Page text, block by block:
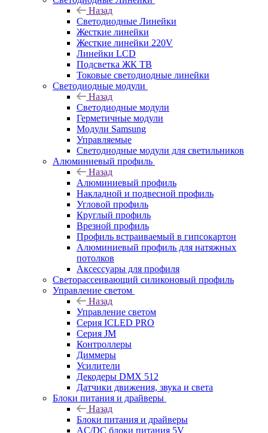
Назад
Светодиодные Линейки
Жесткие линейки
Жесткие линейки 220V
Линейки LCD
Подсветка ЖК ТВ
Токовые светодиодные линейки
Светодиодные модули
Назад
Светодиодные модули
Герметичные модули
Модули Samsung
Управляемые
Светодиодные модули для светильников
Алюминиевый профиль
Назад
Алюминиевый профиль
Накладной и подвесной профиль
Угловой профиль
Круглый профиль
Врезной профиль
Профиль встраиваемый в гипсокартон
Алюминиевый профиль для натяжных
потолков
Аксессуары для профиля
Светорассеивающий силиконовый профиль
Управление светом
Назад
Управление светом
Серия ICLED PRO
Серия JM
Контроллеры
Диммеры
Усилители
Декодеры DMX 512
Датчики движения, звука и света
Блоки питания и драйверы
Назад
Блоки питания и драйверы
AC/DC блоки питания 5V